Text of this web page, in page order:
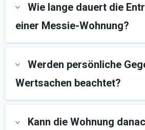
Wie lange dauert die
einer Messie-Wohnung?
Werden persönliche
Wertsachen beachtet?
Kann die Wohnung